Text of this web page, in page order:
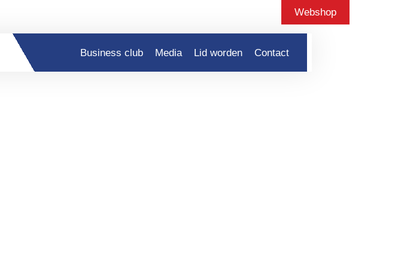
Webshop
Business club Media Lid worden Contact